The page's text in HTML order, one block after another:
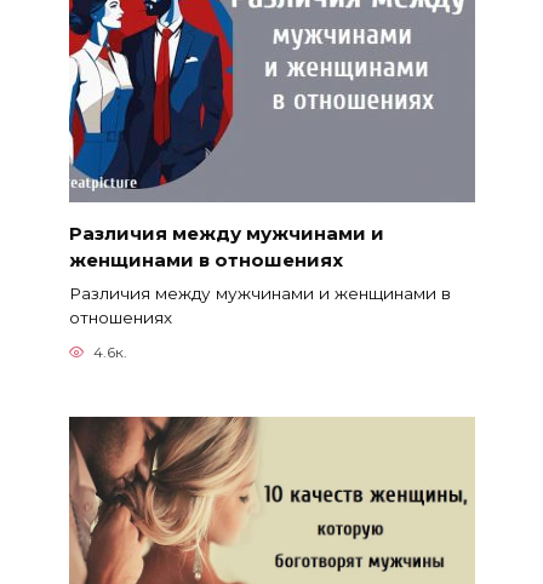
Различия между мужчинами и
женщинами в отношениях
Различия между мужчинами и женщинами в
отношениях
4.6к.